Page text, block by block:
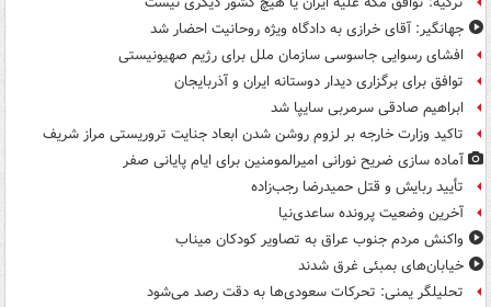
جهانگیر: آقای خرازی به دادگاه ویژه روحانیت احضار شد
افشای رسوایی جاسوسی سازمان ملل برای رژیم صهیونیستی
توافق برای برگزاری دیدار دوستانه ایران و آذربایجان
ابراهیم صادقی سرمربی سایپا شد
تاکید وزارت خارجه بر لزوم روشن شدن ابعاد جنایت تروریستی مراز شریف
آماده سازی ضریح نورانی امیرالمومنین برای ایام پایانی صفر
تأیید ربایش و قتل حمیدرضا رجب‌زاده
آخرین وضعیت پرونده ساعدی‌نیا
واکنش مردم جنوب عراق به تصاویر کودکان میناب
خیابان‌های بمبئی غرق شدند
تحلیلگر یمنی: تحرکات سعودی‌ها به دقت رصد می‌شود